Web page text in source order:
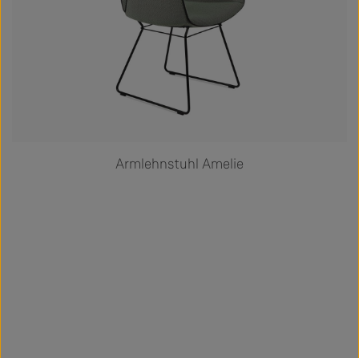
Armlehnstuhl Amelie